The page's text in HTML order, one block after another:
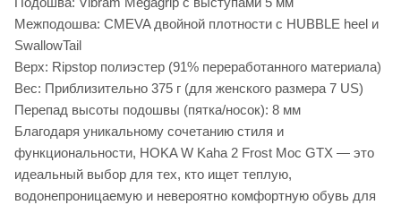
Межподошва: CMEVA двойной плотности с HUBBLE heel и
SwallowTail
Верх: Ripstop полиэстер (91% переработанного материала)
Вес: Приблизительно 375 г (для женского размера 7 US)
Перепад высоты подошвы (пятка/носок): 8 мм
Благодаря уникальному сочетанию стиля и
функциональности, HOKA W Kaha 2 Frost Moc GTX — это
идеальный выбор для тех, кто ищет теплую,
водонепроницаемую и невероятно комфортную обувь для